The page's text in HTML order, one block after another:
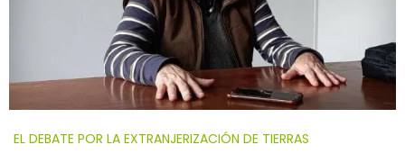
EL DEBATE POR LA EXTRANJERIZACIÓN DE TIERRAS